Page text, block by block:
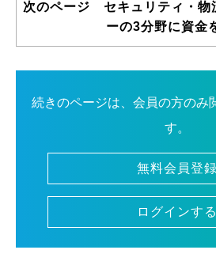
次のページ セキュリティ・物
ーの3分野に資金
続きのページは、会員の方のみ
す。
無料会員登録
ログインする